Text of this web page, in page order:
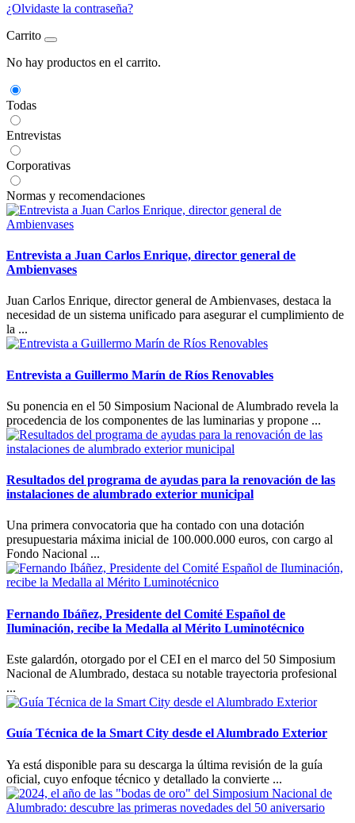
¿Olvidaste la contraseña?
Carrito
No hay productos en el carrito.
Todas
Entrevistas
Corporativas
Normas y recomendaciones
Entrevista a Juan Carlos Enrique, director general de
Ambienvases
Juan Carlos Enrique, director general de Ambienvases, destaca la
necesidad de un sistema unificado para asegurar el cumplimiento de
la ...
Entrevista a Guillermo Marín de Ríos Renovables
Su ponencia en el 50 Simposium Nacional de Alumbrado revela la
procedencia de los componentes de las luminarias y propone ...
Resultados del programa de ayudas para la renovación de las
instalaciones de alumbrado exterior municipal
Una primera convocatoria que ha contado con una dotación
presupuestaria máxima inicial de 100.000.000 euros, con cargo al
Fondo Nacional ...
Fernando Ibáñez, Presidente del Comité Español de
Iluminación, recibe la Medalla al Mérito Luminotécnico
Este galardón, otorgado por el CEI en el marco del 50 Simposium
Nacional de Alumbrado, destaca su notable trayectoria profesional
...
Guía Técnica de la Smart City desde el Alumbrado Exterior
Ya está disponible para su descarga la última revisión de la guía
oficial, cuyo enfoque técnico y detallado la convierte ...